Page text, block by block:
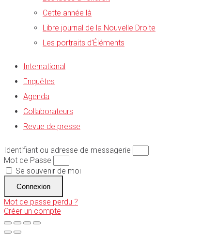
Cette année là
Libre journal de la Nouvelle Droite
Les portraits d’Éléments
International
Enquêtes
Agenda
Collaborateurs
Revue de presse
Identifiant ou adresse de messagerie
Mot de Passe
Se souvenir de moi
Connexion
Mot de passe perdu ?
Créer un compte